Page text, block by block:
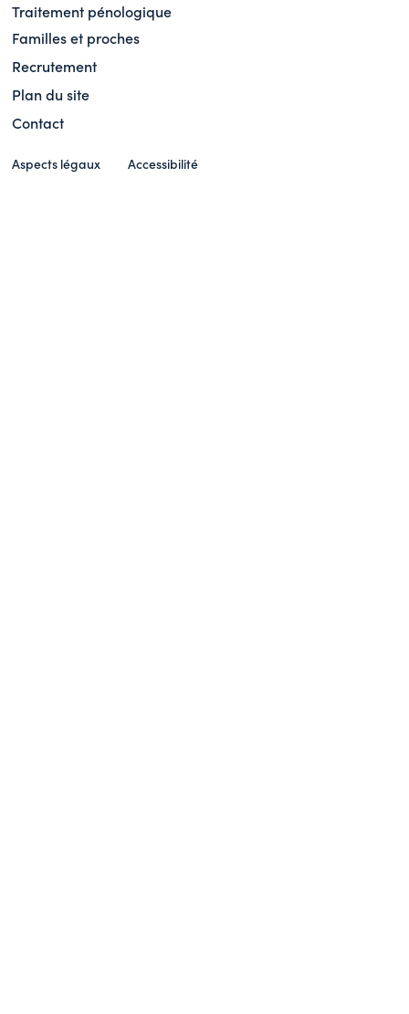
Traitement pénologique
Familles et proches
Recrutement
Plan du site
Contact
Aspects légaux Accessibilité